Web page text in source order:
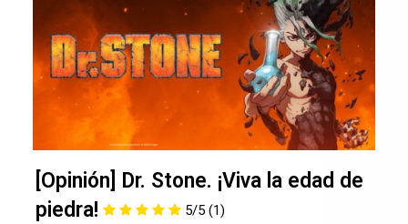
[Opinión] Dr. Stone. ¡Viva la edad de
piedra!
5/5 (1)